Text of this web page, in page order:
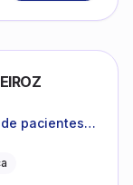
pacientes